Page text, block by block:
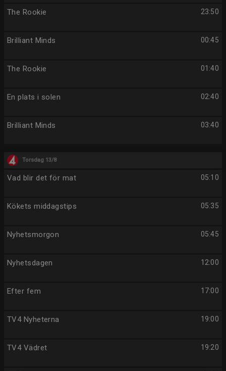
23:50
The Rookie
00:45
Brilliant Minds
01:40
The Rookie
02:40
En plats i solen
03:40
Brilliant Minds
Torsdag 13/8
05:10
Vad blir det för mat
05:35
Kökets middagstips
05:45
Nyhetsmorgon
12:00
Nyhetsdagen
17:00
Efter fem
19:00
TV4 Nyheterna
19:20
TV4 Vädret